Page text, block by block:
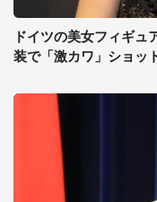
ドイツの美女フィギ
装で「激カワ」ショッ